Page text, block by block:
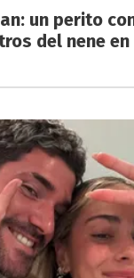
un perito
del nene